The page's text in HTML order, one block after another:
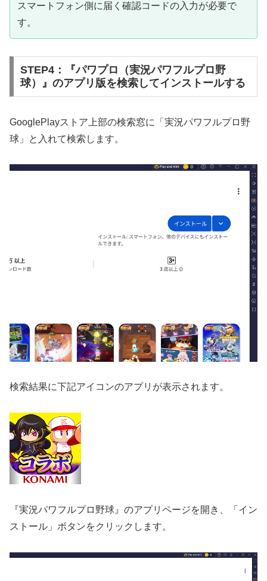
スマートフォン側に届く確認コードの入力が必要で
す。
STEP4：『パワプロ（実況パワフルプロ野
球）』のアプリ版を検索してインストールする
GooglePlayストア上部の検索窓に「実況パワフルプロ野
球」と入れて検索します。
検索結果に下記アイコンのアプリが表示されます。
『実況パワフルプロ野球』のアプリページを開き、「イン
ストール」ボタンをクリックします。